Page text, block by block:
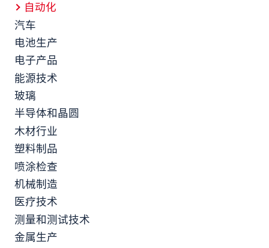
自动化
汽车
电池生产
电子产品
能源技术
玻璃
半导体和晶圆
木材行业
塑料制品
喷涂检查
机械制造
医疗技术
测量和测试技术
金属生产